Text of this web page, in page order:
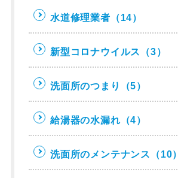
水道修理業者 （14）
新型コロナウイルス （3）
洗面所のつまり （5）
給湯器の水漏れ （4）
洗面所のメンテナンス （10）